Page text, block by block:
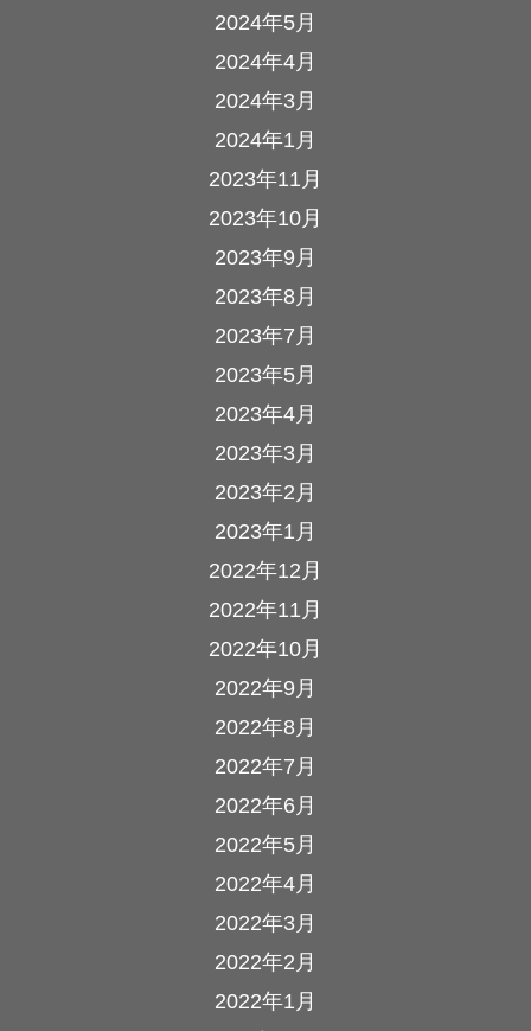
2024年5月
2024年4月
2024年3月
2024年1月
2023年11月
2023年10月
2023年9月
2023年8月
2023年7月
2023年5月
2023年4月
2023年3月
2023年2月
2023年1月
2022年12月
2022年11月
2022年10月
2022年9月
2022年8月
2022年7月
2022年6月
2022年5月
2022年4月
2022年3月
2022年2月
2022年1月